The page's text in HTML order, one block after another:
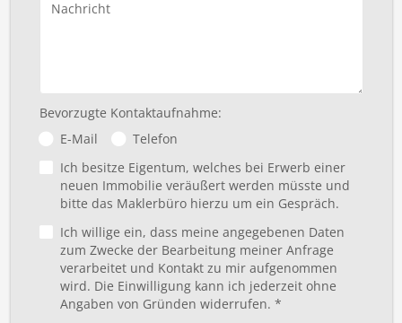
Nachricht
Bevorzugte Kontaktaufnahme:
E-Mail
Telefon
Ich besitze Eigentum, welches bei Erwerb einer
neuen Immobilie veräußert werden müsste und
bitte das Maklerbüro hierzu um ein Gespräch.
Ich willige ein, dass meine angegebenen Daten
zum Zwecke der Bearbeitung meiner Anfrage
verarbeitet und Kontakt zu mir aufgenommen
wird. Die Einwilligung kann ich jederzeit ohne
Angaben von Gründen widerrufen. *